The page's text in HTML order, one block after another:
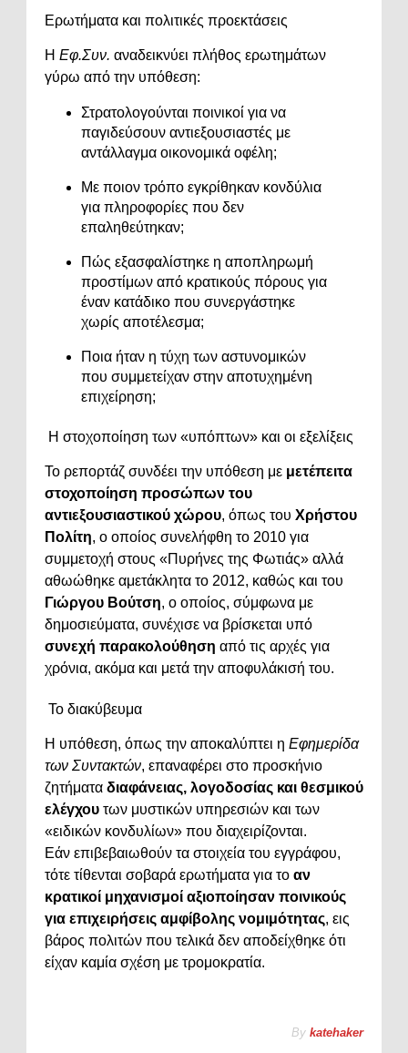
Ερωτήματα και πολιτικές προεκτάσεις
Η Εφ.Συν. αναδεικνύει πλήθος ερωτημάτων
γύρω από την υπόθεση:
Στρατολογούνται ποινικοί για να
παγιδεύσουν αντιεξουσιαστές με
αντάλλαγμα οικονομικά οφέλη;
Με ποιον τρόπο εγκρίθηκαν κονδύλια
για πληροφορίες που δεν
επαληθεύτηκαν;
Πώς εξασφαλίστηκε η αποπληρωμή
προστίμων από κρατικούς πόρους για
έναν κατάδικο που συνεργάστηκε
χωρίς αποτέλεσμα;
Ποια ήταν η τύχη των αστυνομικών
που συμμετείχαν στην αποτυχημένη
επιχείρηση;
Η στοχοποίηση των «υπόπτων» και οι εξελίξεις
Το ρεπορτάζ συνδέει την υπόθεση με μετέπειτα
στοχοποίηση προσώπων του
αντιεξουσιαστικού χώρου, όπως του Χρήστου
Πολίτη, ο οποίος συνελήφθη το 2010 για
συμμετοχή στους «Πυρήνες της Φωτιάς» αλλά
αθωώθηκε αμετάκλητα το 2012, καθώς και του
Γιώργου Βούτση, ο οποίος, σύμφωνα με
δημοσιεύματα, συνέχισε να βρίσκεται υπό
συνεχή παρακολούθηση από τις αρχές για
χρόνια, ακόμα και μετά την αποφυλάκισή του.
Το διακύβευμα
Η υπόθεση, όπως την αποκαλύπτει η Εφημερίδα
των Συντακτών, επαναφέρει στο προσκήνιο
ζητήματα διαφάνειας, λογοδοσίας και θεσμικού
ελέγχου των μυστικών υπηρεσιών και των
«ειδικών κονδυλίων» που διαχειρίζονται.
Εάν επιβεβαιωθούν τα στοιχεία του εγγράφου,
τότε τίθενται σοβαρά ερωτήματα για το αν
κρατικοί μηχανισμοί αξιοποίησαν ποινικούς
για επιχειρήσεις αμφίβολης νομιμότητας, εις
βάρος πολιτών που τελικά δεν αποδείχθηκε ότι
είχαν καμία σχέση με τρομοκρατία.
By katehaker